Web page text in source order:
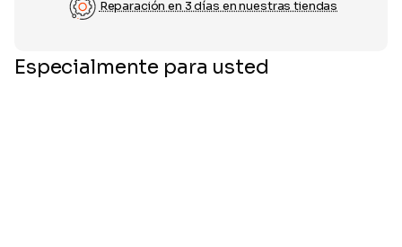
Reparación en 3 días en nuestras tiendas
Especialmente para usted